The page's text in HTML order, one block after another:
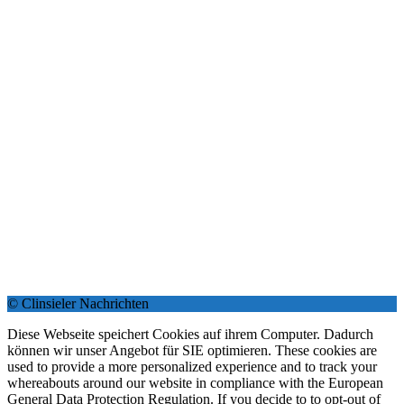
© Clinsieler Nachrichten
Diese Webseite speichert Cookies auf ihrem Computer. Dadurch
können wir unser Angebot für SIE optimieren. These cookies are
used to provide a more personalized experience and to track your
whereabouts around our website in compliance with the European
General Data Protection Regulation. If you decide to to opt-out of